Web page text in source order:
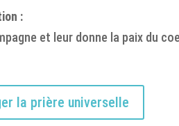
:
et leur donne la paix du
la prière universelle